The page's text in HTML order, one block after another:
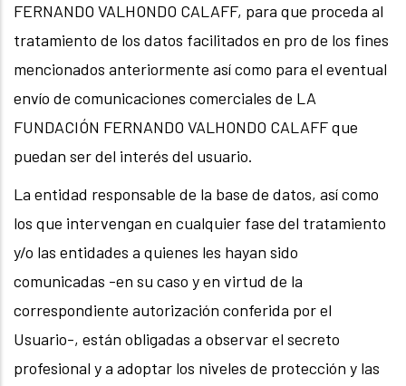
FERNANDO VALHONDO CALAFF, para que proceda al
tratamiento de los datos facilitados en pro de los fines
mencionados anteriormente así como para el eventual
envío de comunicaciones comerciales de LA
FUNDACIÓN FERNANDO VALHONDO CALAFF que
puedan ser del interés del usuario.
La entidad responsable de la base de datos, así como
los que intervengan en cualquier fase del tratamiento
y/o las entidades a quienes les hayan sido
comunicadas -en su caso y en virtud de la
correspondiente autorización conferida por el
Usuario-, están obligadas a observar el secreto
profesional y a adoptar los niveles de protección y las